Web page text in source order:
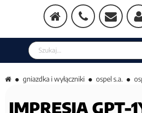
Szukaj w sklepie
gniazdka i wyłączniki ospel s.a.
IMPRESJA GPT-